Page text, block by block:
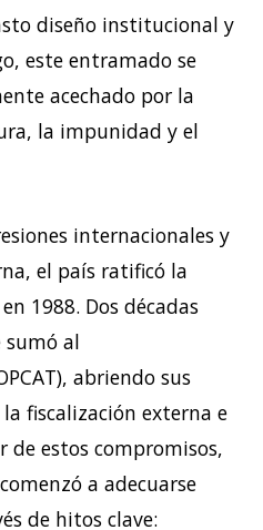
diseño institucional y
este entramado se
acechado por la
la impunidad y el
internacionales y
el país ratificó la
1988. Dos décadas
sumó al
abriendo sus
fiscalización externa e
estos compromisos,
a adecuarse
de hitos clave: